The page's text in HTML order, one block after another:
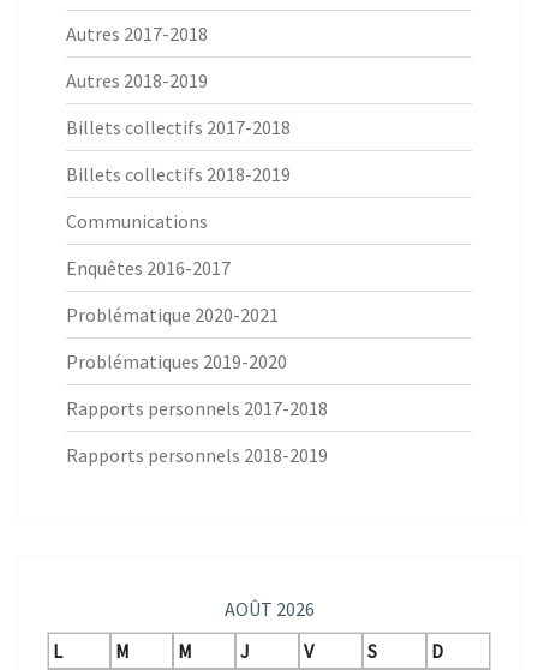
Autres 2017-2018
Autres 2018-2019
Billets collectifs 2017-2018
Billets collectifs 2018-2019
Communications
Enquêtes 2016-2017
Problématique 2020-2021
Problématiques 2019-2020
Rapports personnels 2017-2018
Rapports personnels 2018-2019
AOÛT 2026
L
M M J V S D